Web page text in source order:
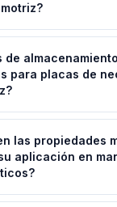
de
para placas de
las propiedades
aplicación en